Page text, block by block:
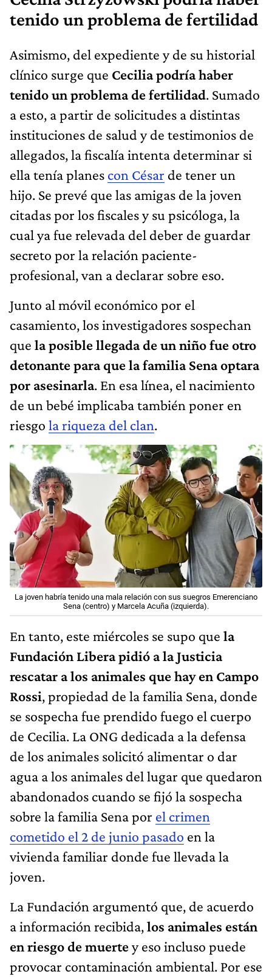
tenido un problema de fertilidad
Asimismo, del expediente y de su historial
clínico surge que Cecilia podría haber
tenido un problema de fertilidad. Sumado
a esto, a partir de solicitudes a distintas
instituciones de salud y de testimonios de
allegados, la fiscalía intenta determinar si
ella tenía planes con César de tener un
hijo. Se prevé que las amigas de la joven
citadas por los fiscales y su psicóloga, la
cual ya fue relevada del deber de guardar
secreto por la relación paciente-
profesional, van a declarar sobre eso.
Junto al móvil económico por el
casamiento, los investigadores sospechan
que la posible llegada de un niño fue otro
detonante para que la familia Sena optara
por asesinarla. En esa línea, el nacimiento
de un bebé implicaba también poner en
riesgo la riqueza del clan.
La joven habría tenido una mala relación con sus suegros Emerenciano
Sena (centro) y Marcela Acuña (izquierda).
En tanto, este miércoles se supo que la
Fundación Libera pidió a la Justicia
rescatar a los animales que hay en Campo
Rossi, propiedad de la familia Sena, donde
se sospecha fue prendido fuego el cuerpo
de Cecilia. La ONG dedicada a la defensa
de los animales solicitó alimentar o dar
agua a los animales del lugar que quedaron
abandonados cuando se fijó la sospecha
sobre la familia Sena por el crimen
cometido el 2 de junio pasado en la
vivienda familiar donde fue llevada la
joven.
La Fundación argumentó que, de acuerdo
a información recibida,los animales están
en riesgo de muertey eso incluso puede
provocar contaminación ambiental. Por ese